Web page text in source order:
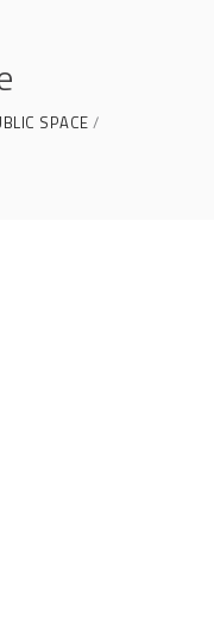
SPACE